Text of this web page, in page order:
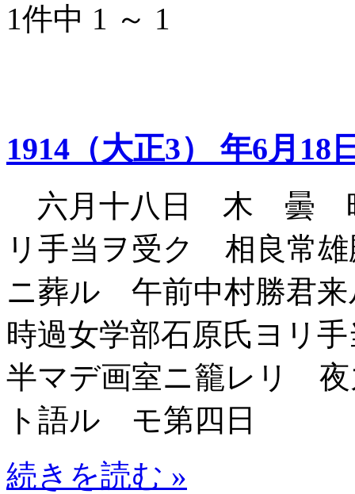
1件中 1 ～ 1
1914（大正3） 年6月18
六月十八日 木 曇
リ手当ヲ受ク 相良常
ニ葬ル 午前中村勝君
時過女学部石原氏ヨリ
半マデ画室ニ籠レリ 夜
ト語ル モ第四日
続きを読む »